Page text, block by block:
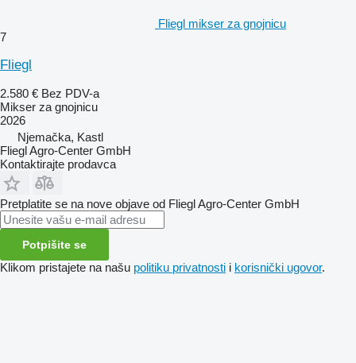
Fliegl mikser za gnojnicu
7
Fliegl
2.580 € Bez PDV-a
Mikser za gnojnicu
2026
Njemačka, Kastl
Fliegl Agro-Center GmbH
Kontaktirajte prodavca
Pretplatite se na nove objave od Fliegl Agro-Center GmbH
Potpišite se
Klikom pristajete na našu politiku privatnosti i korisnički ugovor.